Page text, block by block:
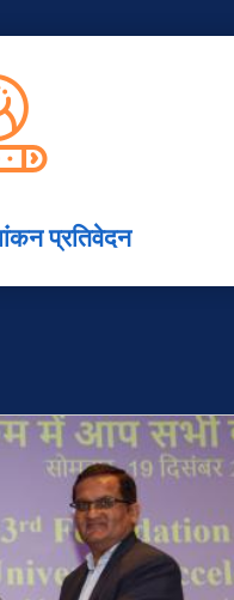
प्रतिवेदन